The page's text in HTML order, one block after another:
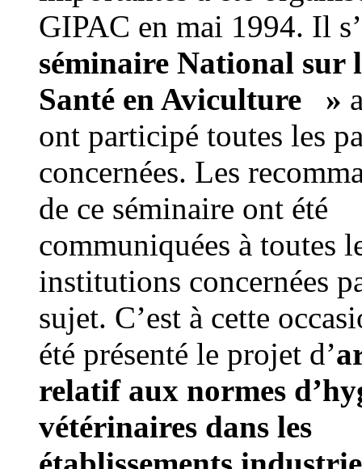
GIPAC en mai 1994. Il
séminaire National sur
Santé en Aviculture »
ont participé toutes les
concernées. Les
de ce séminaire ont été
communiquées à toutes
institutions concernées
sujet. C’est à cette
été présenté le projet d’
relatif aux normes
vétérinaires dans les